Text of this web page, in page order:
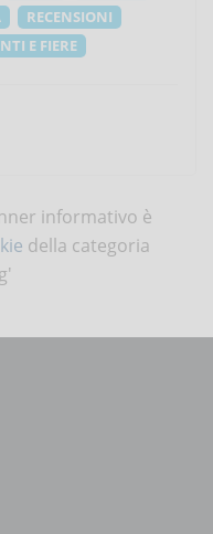
RECENSIONI
E FIERE
informativo è
della categoria